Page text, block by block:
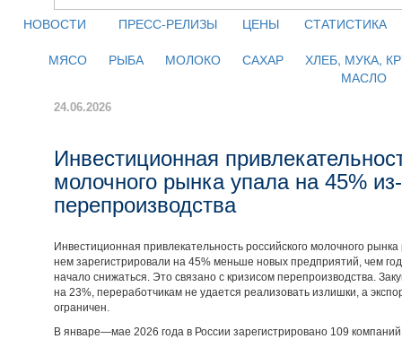
НОВОСТИ ПРЕСС-РЕЛИЗЫ ЦЕНЫ
СТАТИСТИКА
МЯСО
РЫБА МОЛОКО САХАР
ХЛЕБ, МУКА,
МАСЛО
24.06.2026
Инвестиционная
молочного рынка упала на 45%
перепроизводства
Инвестиционная привлекательность российского молочного
нем зарегистрировали на 45% меньше новых предприятий, чем
начало снижаться. Это связано с кризисом перепроизводства.
на 23%, переработчикам не удается реализовать излишки, а
ограничен.
В январе—мае 2026 года в России зарегистрировано 109